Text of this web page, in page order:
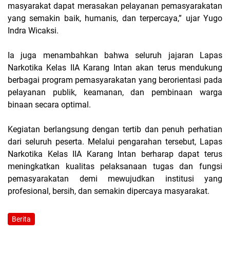
masyarakat dapat merasakan pelayanan pemasyarakatan
yang semakin baik, humanis, dan terpercaya,” ujar Yugo
Indra Wicaksi.
Ia juga menambahkan bahwa seluruh jajaran Lapas
Narkotika Kelas IIA Karang Intan akan terus mendukung
berbagai program pemasyarakatan yang berorientasi pada
pelayanan publik, keamanan, dan pembinaan warga
binaan secara optimal.
Kegiatan berlangsung dengan tertib dan penuh perhatian
dari seluruh peserta. Melalui pengarahan tersebut, Lapas
Narkotika Kelas IIA Karang Intan berharap dapat terus
meningkatkan kualitas pelaksanaan tugas dan fungsi
pemasyarakatan demi mewujudkan institusi yang
profesional, bersih, dan semakin dipercaya masyarakat.
Berita